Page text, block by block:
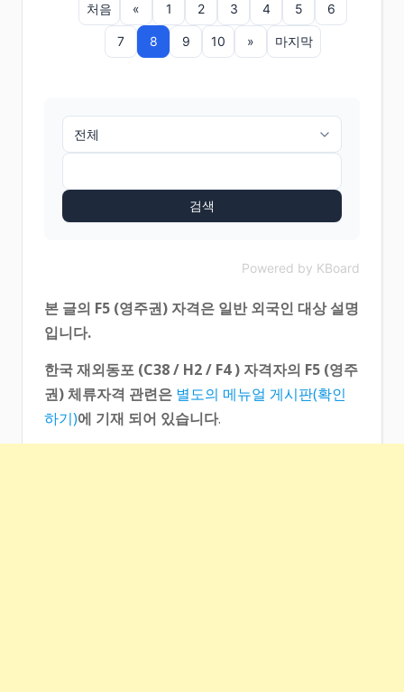
처음 « 1 2 3 4 5 6
7 8 9 10 » 마지막
검색
Powered by KBoard
본 글의 F5 (영주권) 자격은 일반 외국인 대상 설명
입니다.
한국 재외동포 (C38 / H2 / F4 ) 자격자의 F5 (영주
권) 체류자격 관련은 별도의 메뉴얼 게시판(확인
하기)에 기재 되어 있습니다.